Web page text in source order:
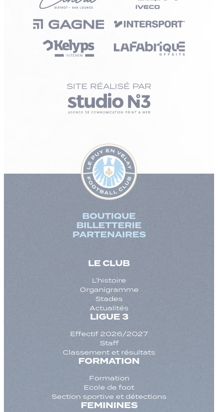
SITE RÉALISÉ PAR
BOUTIQUE
BILLETTERIE
PARTENAIRES
LE CLUB
L’histoire
Organigramme
Stades
Actualités
LIGUE 3
Effectif 2026/2027
Staff
Classement et résultats
FORMATION
Formation
Ecole de foot
Section sportive et détections
FEMININES